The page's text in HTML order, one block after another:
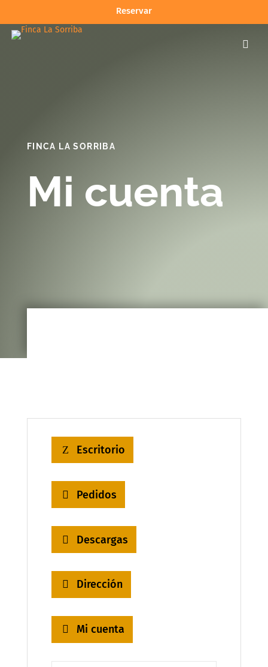
Reservar

FINCA LA SORRIBA
Mi cuenta
Escritorio
Pedidos
Descargas
Dirección
Mi cuenta